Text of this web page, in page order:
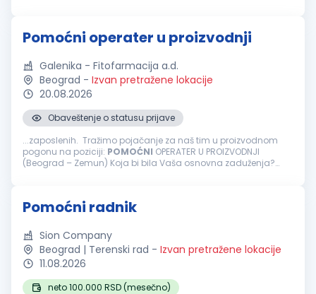
Pomoćni operater u proizvodnji
Galenika - Fitofarmacija a.d.
Beograd - Izvan pretražene lokacije
20.08.2026
Obaveštenje o statusu prijave
...zaposlenih. Tražimo pojačanje za naš tim u proizvodnom
pogonu na poziciji: POMOĆNI OPERATER U PROIZVODNJI
(Beograd – Zemun) Koja bi bila Vaša osnovna zaduženja?
Pomoćni radnik
Sion Company
Beograd | Terenski rad - Izvan pretražene lokacije
11.08.2026
neto 100.000 RSD (mesečno)